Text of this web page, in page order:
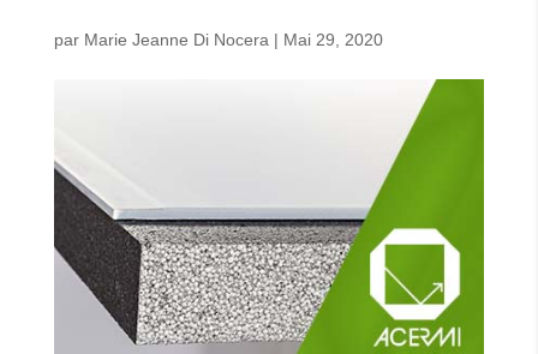
par Marie Jeanne Di Nocera | Mai 29, 2020